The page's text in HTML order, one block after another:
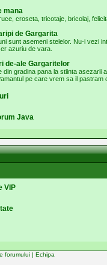
mana
croseta, tricotaje, bricolaj,
de Gargarita
sunt asemeni stelelor. Nu-i vezi
azuriu de vara.
de-ale Gargaritelor
din gradina pana la stiinta
pe care vrem sa il
Java
VIP
forumului | Echipa